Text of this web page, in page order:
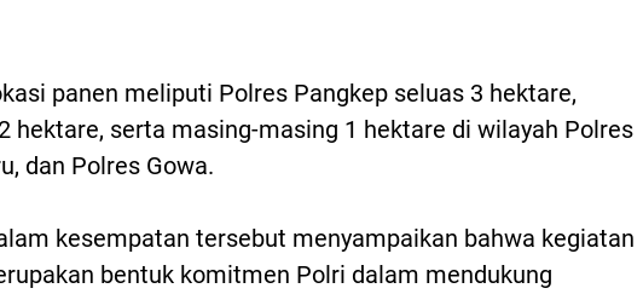
panen meliputi Polres Pangkep seluas 3 hektare,
hektare, serta masing-masing 1 hektare di wilayah Polres
dan Polres Gowa.
kesempatan tersebut menyampaikan bahwa kegiatan
bentuk komitmen Polri dalam mendukung